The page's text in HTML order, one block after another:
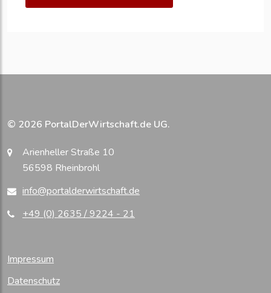
© 2026 PortalDerWirtschaft.de UG.
Arienheller Straße 10
56598 Rheinbrohl
info@portalderwirtschaft.de
+49 (0) 2635 / 9224 - 21
Impressum
Datenschutz